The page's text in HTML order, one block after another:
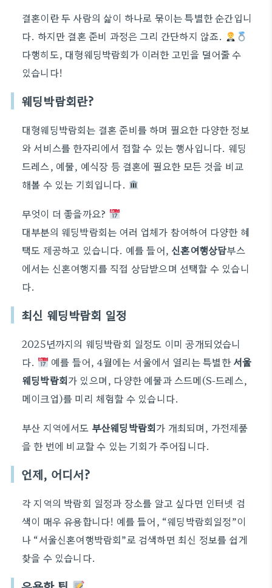
결혼이란 두 사람의 삶이 하나로 묶이는 특별한 순간입니
다. 하지만 결혼 준비 과정은 그리 간단하지 않죠.
다행히도, 대형웨딩박람회가 이러한 고민을 덜어줄 수
있습니다!
웨딩박람회란?
대형웨딩박람회는 결혼 준비를 하며 필요한 다양한 정보
와 서비스를 한자리에서 접할 수 있는 행사입니다. 웨딩
드레스, 예물, 예식장 등 결혼에 필요한 모든 것을 비교
해볼 수 있는 기회입니다.
무엇이 더 좋을까요?
대부분의 웨딩박람회는 여러 업체가 참여하여 다양한 혜
택도 제공하고 있습니다. 예를 들어, 신혼여행상담부스
에서는 신혼여행지를 직접 상담받으며 선택할 수 있습니
다.
최신 웨딩박람회 일정
2025년까지의 웨딩박람회 일정도 이미 공개되었습니
다.
예를 들어, 4월에는 서울에서 열리는 특별한서울
웨딩박람회가 있으며, 다양한 예물과 스드메(S-드레스,
메이크업)를 미리 체험할 수 있습니다.
부산 지역에서도 부산웨딩박람회가 개최되며, 가전제품
을 한 번에 비교할 수 있는 기회가 주어집니다.
언제, 어디서?
각 지역의 박람회 일정과 장소를 알고 싶다면 인터넷 검
색이 매우 유용합니다! 예를 들어, “웨딩박람회일정”이
나 “서울신혼여행박람회”로 검색하면 최신 정보를 쉽게
찾을 수 있습니다.